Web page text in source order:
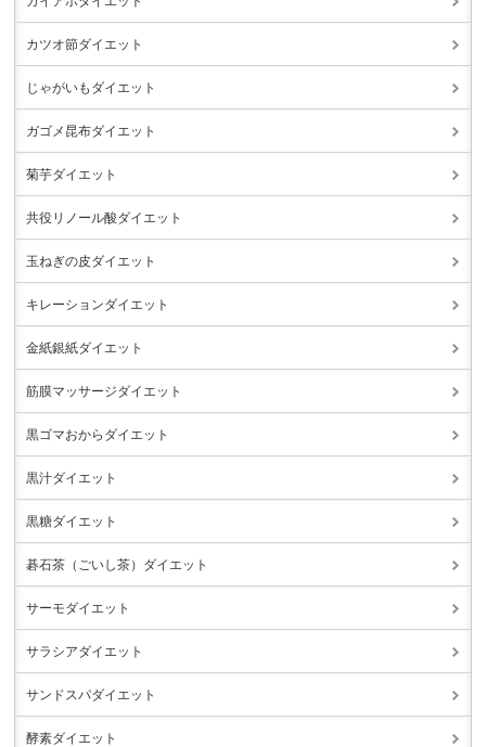
カツオ節ダイエット
じゃがいもダイエット
ガゴメ昆布ダイエット
菊芋ダイエット
共役リノール酸ダイエット
玉ねぎの皮ダイエット
キレーションダイエット
金紙銀紙ダイエット
筋膜マッサージダイエット
黒ゴマおからダイエット
黒汁ダイエット
黒糖ダイエット
碁石茶（ごいし茶）ダイエット
サーモダイエット
サラシアダイエット
サンドスパダイエット
酵素ダイエット